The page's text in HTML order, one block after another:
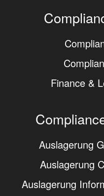
Finance &
Auslagerung
Auslagerung
Auslagerung